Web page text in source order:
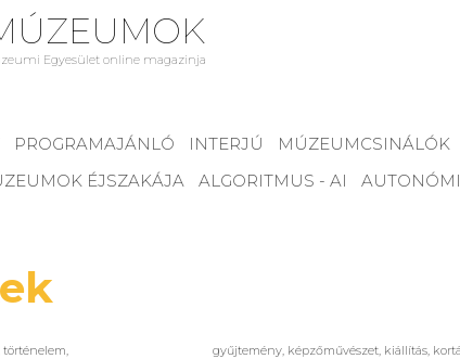
Egyesület online magazinja
PROGRAMAJÁNLÓ INTERJÚ
MÚZEUMCSINÁLÓK
ÉJSZAKÁJA ALGORITMUS - AI
történelem,
gyűjtemény, képzőművészet, kiállítás,